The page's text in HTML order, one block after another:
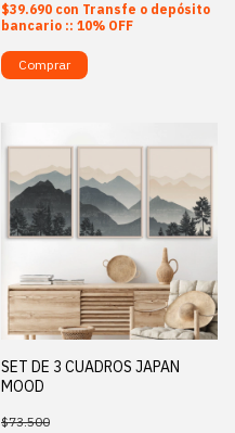
$39.690 con Transfe o depósito
bancario :: 10% OFF
Comprar
SET DE 3 CUADROS JAPAN
MOOD
$73.500